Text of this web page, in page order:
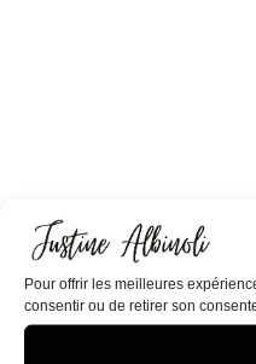
Pour offrir les meilleures
consentir ou de retirer son